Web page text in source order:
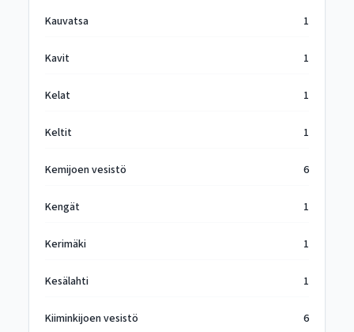
Kauvatsa 1
Kavit 1
Kelat 1
Keltit 1
Kemijoen vesistö 6
Kengät 1
Kerimäki 1
Kesälahti 1
Kiiminkijoen vesistö 6